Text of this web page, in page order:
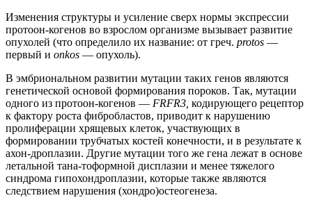
Изменения структуры и усиление сверх нормы экспрессии
протоон-когенов во взрослом организме вызывает развитие
опухолей (что определило их название: от греч. protos —
первый и onkos — опухоль).
В эмбриональном развитии мутации таких генов являются
генетической основой формирования пороков. Так, мутации
одного из протоон-когенов — FRFR3, кодирующего рецептор
к фактору роста фибробластов, приводит к нарушению
пролиферации хрящевых клеток, участвующих в
формировании трубчатых костей конечности, и в результате к
ахон-дроплазии. Другие мутации того же гена лежат в основе
летальной тана-тоформной дисплазии и менее тяжелого
синдрома гипохондроплазии, которые также являются
следствием нарушения (хондро)остеогенеза.